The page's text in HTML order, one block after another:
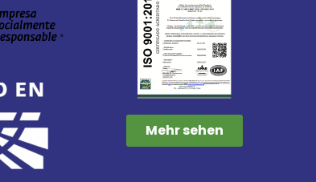
Mehr sehen